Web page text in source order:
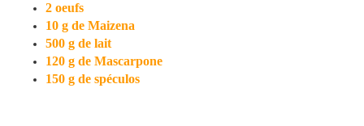
2 oeufs
10 g de Maizena
500 g de lait
120 g de Mascarpone
150 g de spéculos